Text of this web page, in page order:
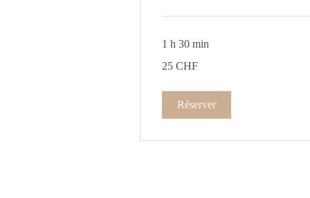
1 h 30 min
francs
25 CHF
Réserver